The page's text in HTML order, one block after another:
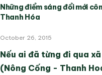
Những điểm sáng đổi mới
Thanh Hóa
October 26, 2015
Nếu ai đã từng đi qua
(Nông Cống - Thanh